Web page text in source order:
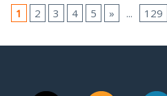
1
2 3 4 5 » ... 129